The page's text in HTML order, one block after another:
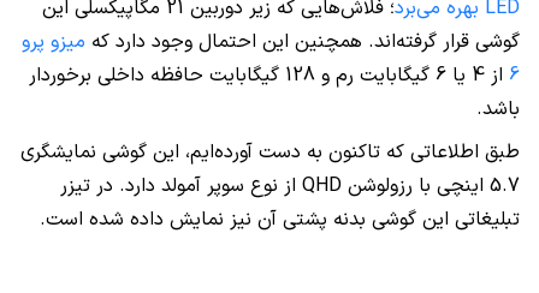
LED بهره می‌برد
؛ فلاش‌هایی که زیر دوربین 21 مگاپیکسلی این
گوشی قرار گرفته‌اند. همچنین این احتمال وجود دارد که میزو پرو
6
از 4 یا 6 گیگابایت رم و 128 گیگابایت حافظه داخلی برخوردار
باشد.
طبق اطلاعاتی که تاکنون به دست آورده‌ایم، این گوشی نمایشگری
5.7 اینچی با رزولوشن
QHD از نوع سوپر آمولد دارد. در تیزر
تبلیغاتی این گوشی بدنه پشتی آن نیز نمایش داده شده است.